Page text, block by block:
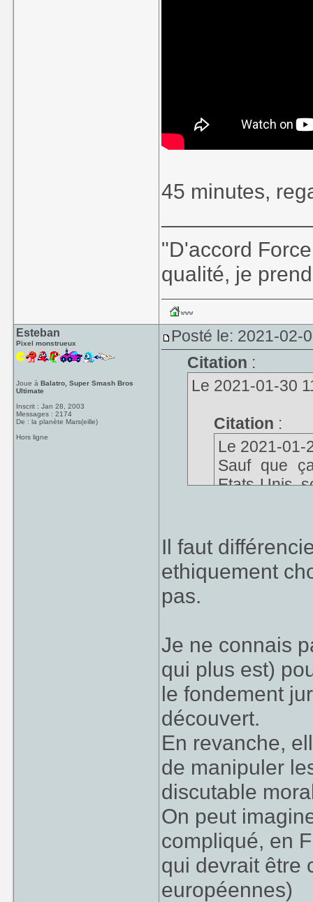
45 minutes,
"D'accord
qualité, je
Esteban
Pixel monstrueux
Joue àBalatro, Super Smash Bros
Ultimate
Inscrit : Jan 28, 2003
Messages : 2174
De : la planète Mars(eille)
Hors ligne
Posté le: 2021-02-
Citation :
Le 2021-01-30
Citation :
Le 2021-01-
Sauf que
Etats-Unis
Par contre ils
possède pas
grand chose à
Il faut
ethiquement
pas.
Je ne connais
qui plus est)
le fondement
découvert.
En revanche,
de manipuler
discutable
On peut
compliqué, en
qui devrait être
européennes)